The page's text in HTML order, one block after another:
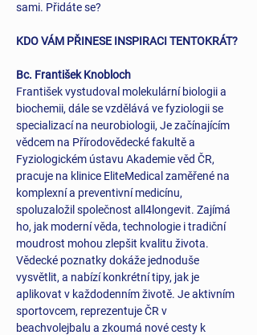
sami. Přidáte se?
KDO VÁM PŘINESE INSPIRACI TENTOKRÁT?
Bc. František Knobloch
František vystudoval molekulární biologii a
biochemii, dále se vzdělává ve fyziologii se
specializací na neurobiologii, Je začínajícím
vědcem na Přírodovědecké fakultě a
Fyziologickém ústavu Akademie věd ČR,
pracuje na klinice EliteMedical zaměřené na
komplexní a preventivní medicínu,
spoluzaložil společnost all4longevit. Zajímá
ho, jak moderní věda, technologie i tradiční
moudrost mohou zlepšit kvalitu života.
Vědecké poznatky dokáže jednoduše
vysvětlit, a nabízí konkrétní tipy, jak je
aplikovat v každodenním životě. Je aktivním
sportovcem, reprezentuje ČR v
beachvolejbalu a zkoumá nové cesty k